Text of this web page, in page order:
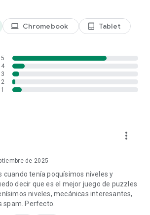
laptop Chromebook tablet_android Tablet
5
4
3
2
1
more_vert
de 2025
cuando tenía poquísimos niveles y
decir que es el mejor juego de puzzles
niveles, mecánicas interesantes,
spam. Perfecto.